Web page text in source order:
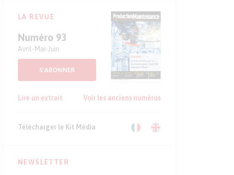
LA REVUE
Numéro 93
Avril-Mai-Juin
S'ABONNER
Lire un extrait Voir les anciens numéros
Télécharger le Kit Média
NEWSLETTER